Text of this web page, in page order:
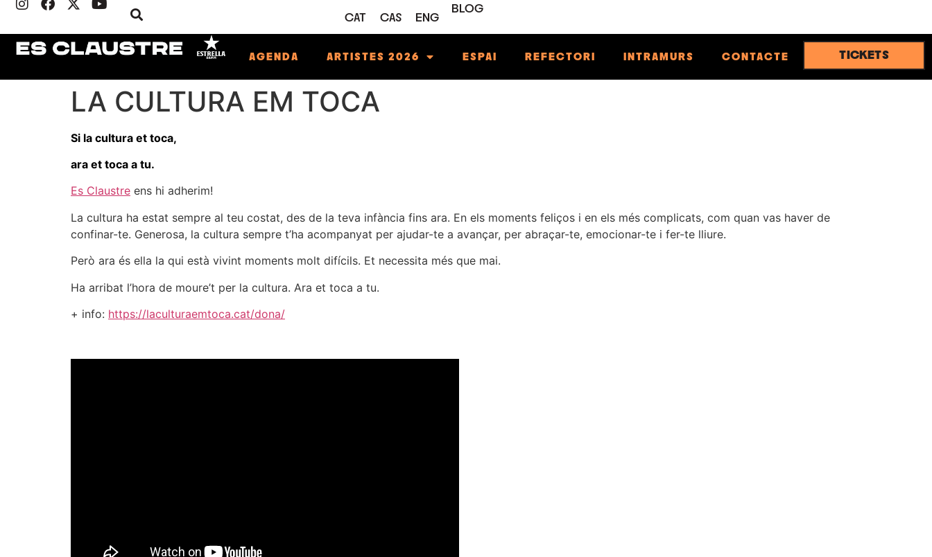
CAT CAS ENG
BLOG
AGENDA ARTISTES 2026 ESPAI REFECTORI INTRAMURS CONTACTE TICKETS
LA CULTURA EM TOCA
Si la cultura et toca,
ara et toca a tu.
Es Claustre ens hi adherim!
La cultura ha estat sempre al teu costat, des de la teva infància fins ara. En els moments feliços i en els més complicats, com quan vas haver de
confinar-te. Generosa, la cultura sempre t’ha acompanyat per ajudar-te a avançar, per abraçar-te, emocionar-te i fer-te lliure.
Però ara és ella la qui està vivint moments molt difícils. Et necessita més que mai.
Ha arribat l’hora de moure’t per la cultura. Ara et toca a tu.
+ info: https://laculturaemtoca.cat/dona/